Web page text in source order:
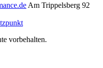
Am Trippelsberg 92
vorbehalten.